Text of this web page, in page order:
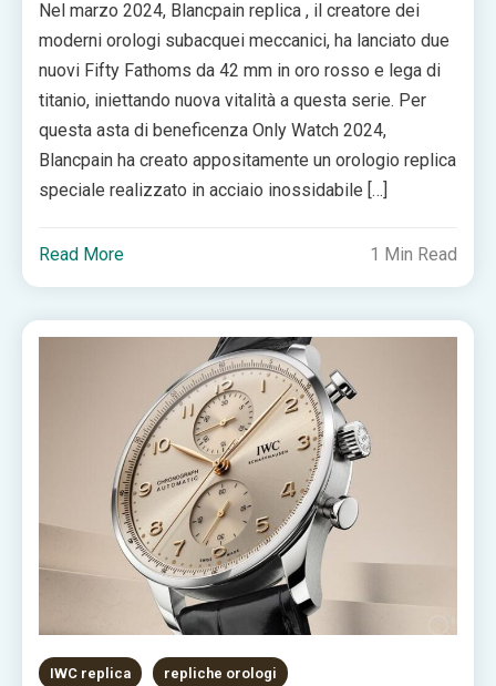
Nel marzo 2024, Blancpain replica , il creatore dei
moderni orologi subacquei meccanici, ha lanciato due
nuovi Fifty Fathoms da 42 mm in oro rosso e lega di
titanio, iniettando nuova vitalità a questa serie. Per
questa asta di beneficenza Only Watch 2024,
Blancpain ha creato appositamente un orologio replica
speciale realizzato in acciaio inossidabile […]
Read More 1 Min Read
IWC replica repliche orologi